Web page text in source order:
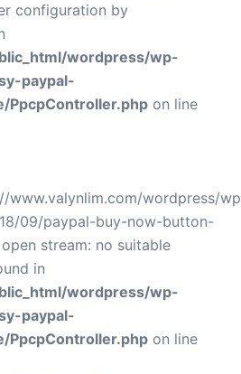
configuration by
wordpress/wp-
paypal-
PpcpController.php on line
www.valynlim.com/wordpress/
09/paypal-buy-now-button-
stream: no suitable
in
wordpress/wp-
paypal-
PpcpController.php on line